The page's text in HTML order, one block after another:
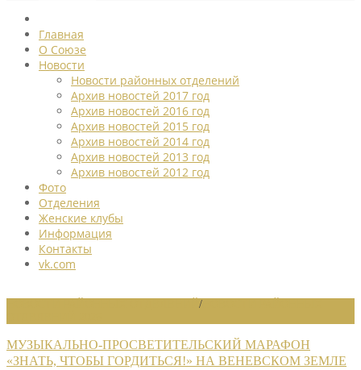
Главная
О Союзе
Новости
Новости районных отделений
Архив новостей 2017 год
Архив новостей 2016 год
Архив новостей 2015 год
Архив новостей 2014 год
Архив новостей 2013 год
Архив новостей 2012 год
Фото
Отделения
Женские клубы
Информация
Контакты
vk.com
/
МУЗЫКАЛЬНО-ПРОСВЕТИТЕЛЬСКИЙ МАРАФОН
«ЗНАТЬ, ЧТОБЫ ГОРДИТЬСЯ!» НА ВЕНЕВСКОМ ЗЕМЛЕ